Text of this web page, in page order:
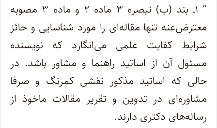
” ۱ـ بند (ب) تبصره ۳ ماده ۲ و ماده ۳ مصوبه
معترض‌عنه تنها مقاله‌ای را مورد شناسایی و حائز
شرایط کفایت علمی می‌انگارد که نویسنده
مسئول آن از اساتید راهنما و مشاور باشد. در
حالی که اساتید مذکور نقشی کمرنگ و صرفا
مشاوره‌ای در تدوین و تقریر مقالات ماخوذ از
رساله‌های دکتری دارند.